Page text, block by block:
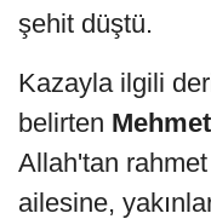
şehit düştü.
Kazayla ilgili
belirten
Allah'tan
ailesine,